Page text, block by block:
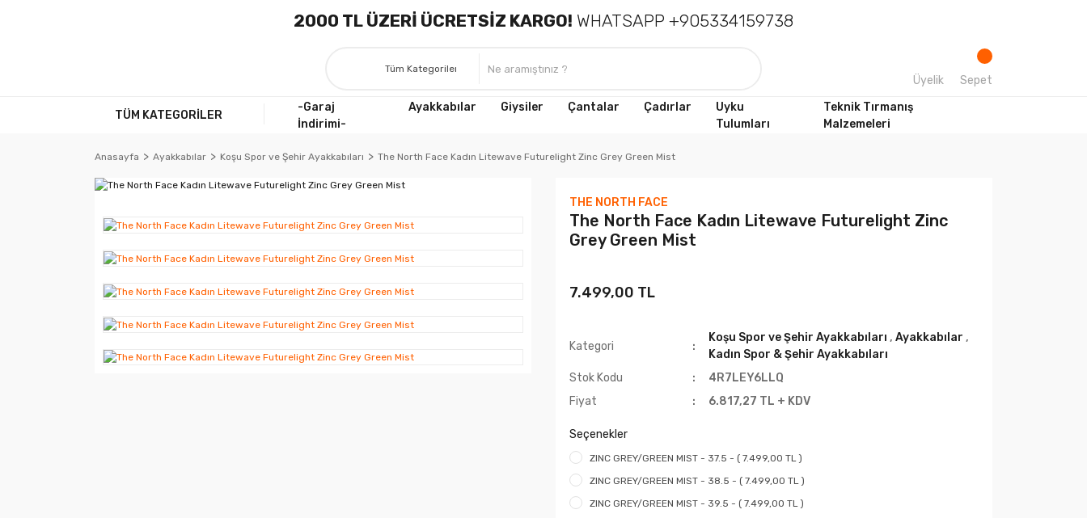
2000 TL ÜZERİ ÜCRETSİZ KARGO! WHATSAPP +905334159738
Üyelik Sepet
TÜM KATEGORİLER
-Garaj
İndirimi-
Ayakkabılar Giysiler Çantalar Çadırlar
Uyku
Tulumları
Teknik Tırmanış
Malzemeleri
Anasayfa Ayakkabılar Koşu Spor ve Şehir Ayakkabıları The North Face Kadın Litewave Futurelight Zinc Grey Green Mist
THE NORTH FACE
The North Face Kadın Litewave Futurelight Zinc
Grey Green Mist
7.499,00 TL
Kategori
Koşu Spor ve Şehir Ayakkabıları , Ayakkabılar ,
Kadın Spor & Şehir Ayakkabıları
Stok Kodu
4R7LEY6LLQ
Fiyat
6.817,27 TL + KDV
Seçenekler
ZINC GREY/GREEN MIST - 37.5 - ( 7.499,00 TL )
ZINC GREY/GREEN MIST - 38.5 - ( 7.499,00 TL )
ZINC GREY/GREEN MIST - 39.5 - ( 7.499,00 TL )